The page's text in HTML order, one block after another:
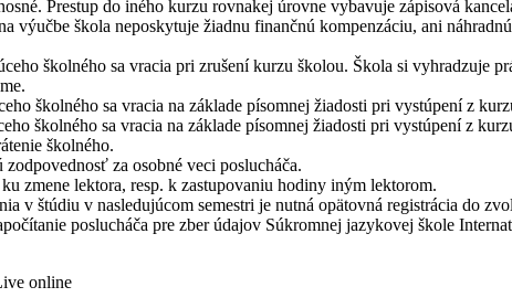
Prestup do iného kurzu rovnakej úrovne vybavuje zápisová
výučbe škola neposkytuje žiadnu finančnú kompenzáciu, ani
školného sa vracia pri zrušení kurzu školou. Škola si vyhradzuje
školného sa vracia na základe písomnej žiadosti pri vystúpení z
školného sa vracia na základe písomnej žiadosti pri vystúpení z
školného.
zodpovednosť za osobné veci poslucháča.
zmene lektora, resp. k zastupovaniu hodiny iným lektorom.
v štúdiu v nasledujúcom semestri je nutná opätovná registrácia do
poslucháča pre zber údajov Súkromnej jazykovej škole
online